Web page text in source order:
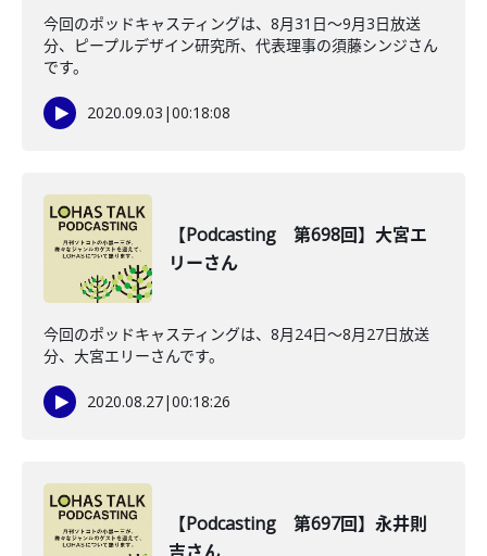
今回のポッドキャスティングは、8月31日〜9月3日放送
分、ピープルデザイン研究所、代表理事の須藤シンジさん
です。
2020.09.03 |00:18:08
【Podcasting 第698回】大宮エ
リーさん
今回のポッドキャスティングは、8月24日〜8月27日放送
分、大宮エリーさんです。
2020.08.27|00:18:26
【Podcasting 第697回】永井則